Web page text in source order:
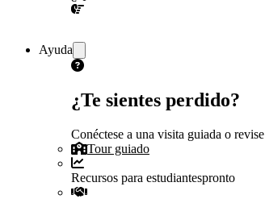
Ayuda
¿Te sientes perdido?
Conéctese a una visita guiada o
Tour guiado
Recursos para estudiantespronto